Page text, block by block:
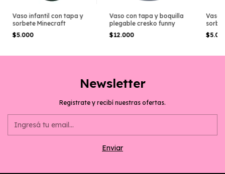
Vaso infantil con tapa y
sorbete Minecraft
$5.000
Vaso con tapa y boquilla
plegable cresko funny
$12.000
Vaso
Newsletter
Registrate y recibí nuestras ofertas.